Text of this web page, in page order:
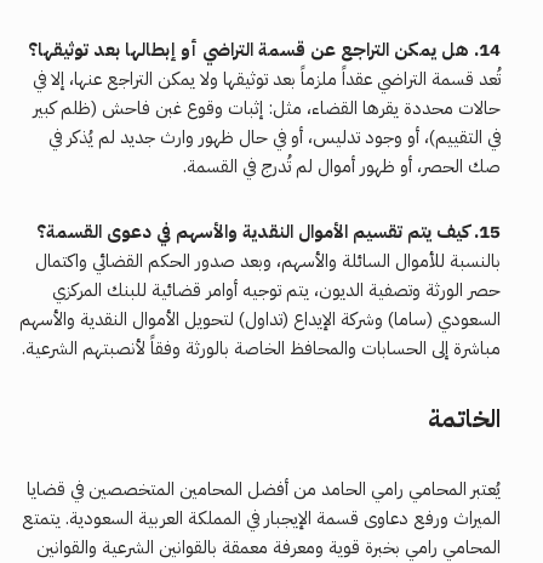
14. هل يمكن التراجع عن قسمة التراضي أو إبطالها بعد توثيقها؟
تُعد قسمة التراضي عقداً ملزماً بعد توثيقها ولا يمكن التراجع عنها، إلا في
حالات محددة يقرها القضاء، مثل: إثبات وقوع غبن فاحش (ظلم كبير
في التقييم)، أو وجود تدليس، أو في حال ظهور وارث جديد لم يُذكر في
صك الحصر، أو ظهور أموال لم تُدرج في القسمة.
15. كيف يتم تقسيم الأموال النقدية والأسهم في دعوى القسمة؟
بالنسبة للأموال السائلة والأسهم، وبعد صدور الحكم القضائي واكتمال
حصر الورثة وتصفية الديون، يتم توجيه أوامر قضائية للبنك المركزي
السعودي (ساما) وشركة الإيداع (تداول) لتحويل الأموال النقدية والأسهم
مباشرة إلى الحسابات والمحافظ الخاصة بالورثة وفقاً لأنصبتهم الشرعية.
الخاتمة
يُعتبر المحامي رامي الحامد من أفضل المحامين المتخصصين في قضايا
الميراث ورفع دعاوى قسمة الإيجبار في المملكة العربية السعودية. يتمتع
المحامي رامي بخبرة قوية ومعرفة معمقة بالقوانين الشرعية والقوانين